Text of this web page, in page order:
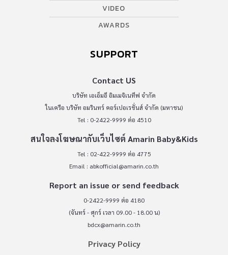
VIDEO
AWARDS
SUPPORT
Contact US
บริษัท เอเอ็มอี อิมเมจิเนทีฟ จำกัด
ในเครือ บริษัท อมรินทร์ คอร์เปอเรชั่นส์ จำกัด (มหาชน)
Tel : 0-2422-9999 ต่อ 4510
สนใจลงโฆษณากับเว็บไซต์ Amarin Baby&Kids
Tel : 02-422-9999 ต่อ 4775
Email : abkofficial@amarin.co.th
Report an issue or send feedback
0-2422-9999 ต่อ 4180
(จันทร์ - ศุกร์ เวลา 09.00 - 18.00 น)
bdcx@amarin.co.th
Privacy Policy